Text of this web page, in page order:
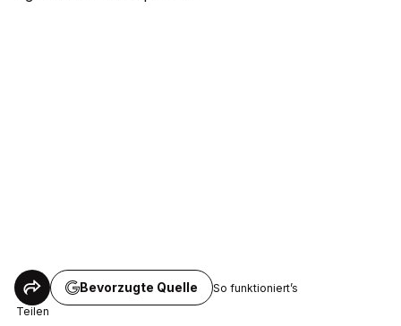
Teilen
Bevorzugte Quelle So funktioniert’s